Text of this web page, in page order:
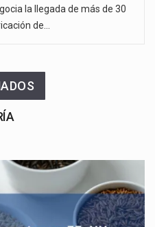
la llegada de más de 30
de…